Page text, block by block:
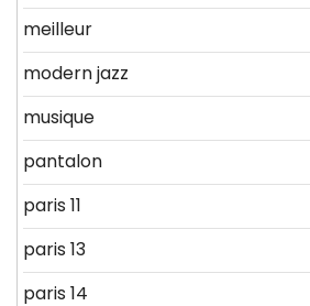
meilleur
modern jazz
musique
pantalon
paris 11
paris 13
paris 14